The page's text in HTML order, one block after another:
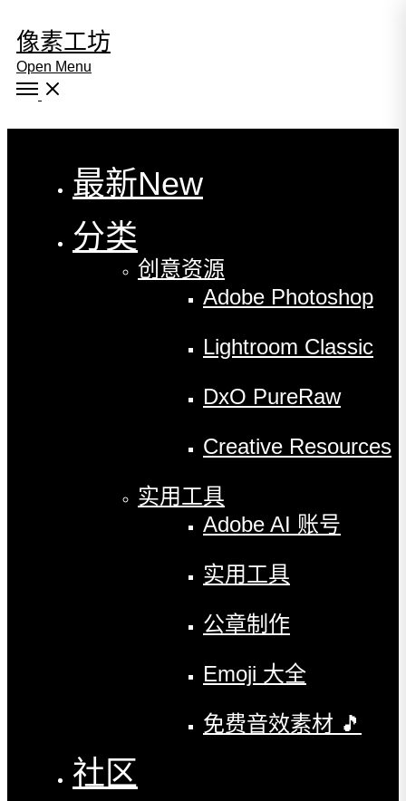
像素工坊
Open Menu
最新New
分类
创意资源
Adobe Photoshop
Lightroom Classic
DxO PureRaw
Creative Resources
实用工具
Adobe AI 账号
实用工具
公章制作
Emoji 大全
免费音效素材 🎵
社区